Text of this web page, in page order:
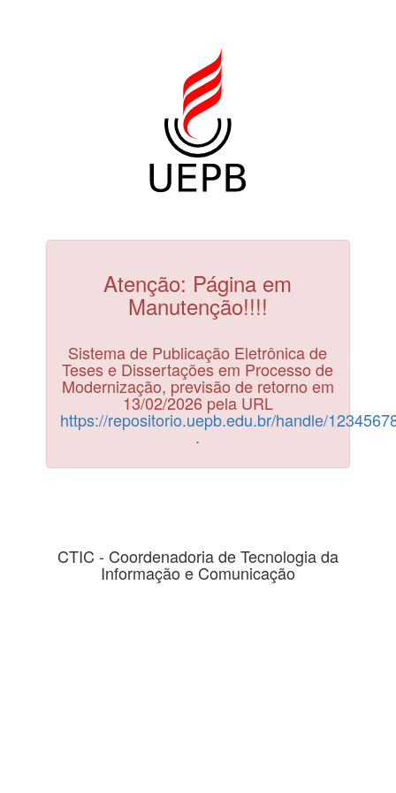
Atenção: Página em
Manutenção!!!!
Sistema de Publicação Eletrônica de
Teses e Dissertações em Processo de
Modernização, previsão de retorno em
13/02/2026 pela URL
https://repositorio.uepb.edu.br/handle/
.
CTIC - Coordenadoria de Tecnologia da
Informação e Comunicação